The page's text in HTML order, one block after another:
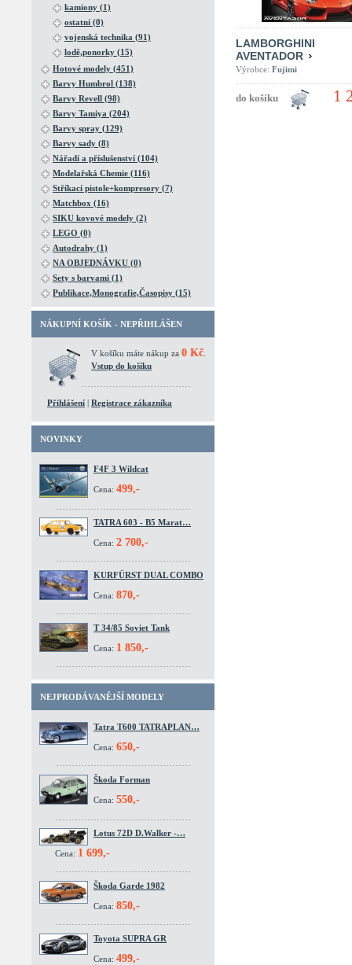
kamiony (1)
ostatní (0)
vojenská technika (91)
lodě,ponorky (15)
Hotové modely (451)
Barvy Humbrol (138)
Barvy Revell (98)
Barvy Tamiya (204)
Barvy spray (129)
Barvy sady (8)
Nářadí a příslušenství (104)
Modelařská Chemie (116)
Stříkací pistole+kompresory (7)
Matchbox (16)
SIKU kovové modely (2)
LEGO (0)
Autodrahy (1)
NA OBJEDNÁVKU (0)
Sety s barvami (1)
Publikace,Monografie,Časopisy (15)
NÁKUPNÍ KOŠÍK - NEPŘIHLÁŠEN
V košíku máte nákup za 0 Kč
Vstup do košíku
Přihlášení | Registrace zákazníka
NOVINKY
F4F 3 Wildcat
Cena: 499,-
TATRA 603 - B5 Marat…
Cena: 2 700,-
KURFÜRST DUAL COMBO
Cena: 870,-
T 34/85 Soviet Tank
Cena: 1 850,-
NEJPRODÁVANĚJŠÍ MODELY
Tatra T600 TATRAPLAN…
Cena: 650,-
Škoda Forman
Cena: 550,-
Lotus 72D D.Walker -…
Cena: 1 699,-
Škoda Garde 1982
Cena: 850,-
Toyota SUPRA GR
Cena: 499,-
LAMBORGHINI
AVENTADOR
Výrobce: Fujimi
1